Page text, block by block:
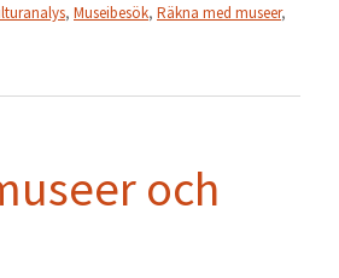
, Museibesök, Räkna med museer,
och